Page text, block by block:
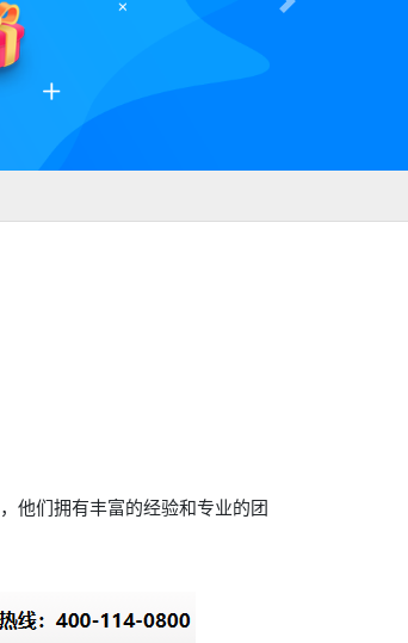
Next
，他们拥有丰富的经验和专业的团